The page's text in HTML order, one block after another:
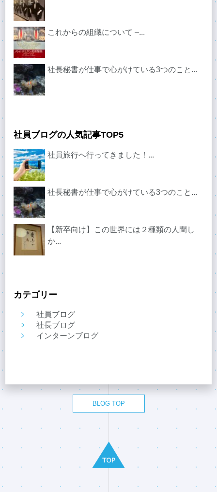
これからの組織について –...
社長秘書が仕事で心がけている3つのこと...
社員ブログの人気記事TOP5
社員旅行へ行ってきました！...
社長秘書が仕事で心がけている3つのこと...
【新卒向け】この世界には２種類の人間し
か...
カテゴリー
社員ブログ
社長ブログ
インターンブログ
BLOG TOP